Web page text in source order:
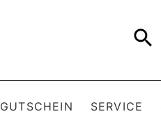
GUTSCHEIN SERVICE